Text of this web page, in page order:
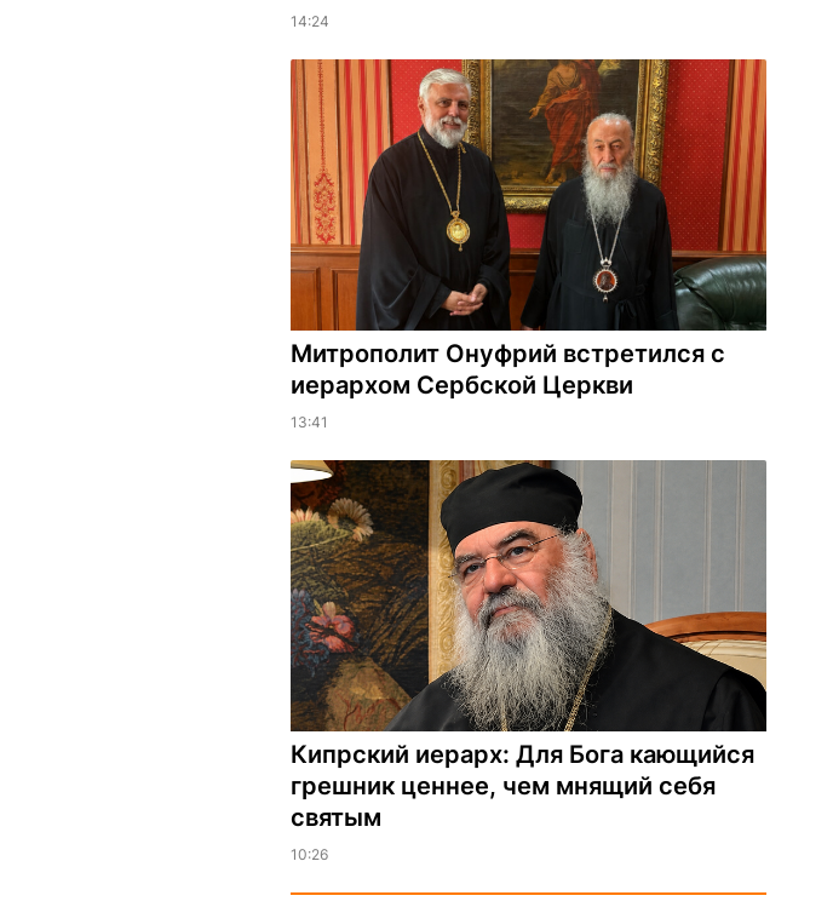
14:24
Митрополит Онуфрий встретился с
иерархом Сербской Церкви
13:41
Кипрский иерарх: Для Бога кающийся
грешник ценнее, чем мнящий себя
святым
10:26